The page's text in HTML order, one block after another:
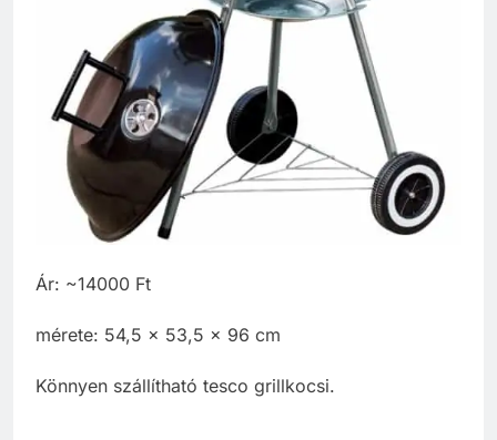
Ár: ~14000 Ft
mérete: 54,5 x 53,5 x 96 cm
Könnyen szállítható tesco grillkocsi.